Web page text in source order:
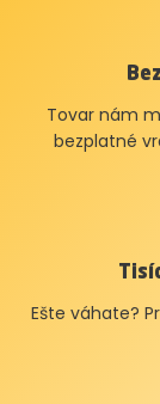
Tovar nám
bezplatné
Ešte váhate?